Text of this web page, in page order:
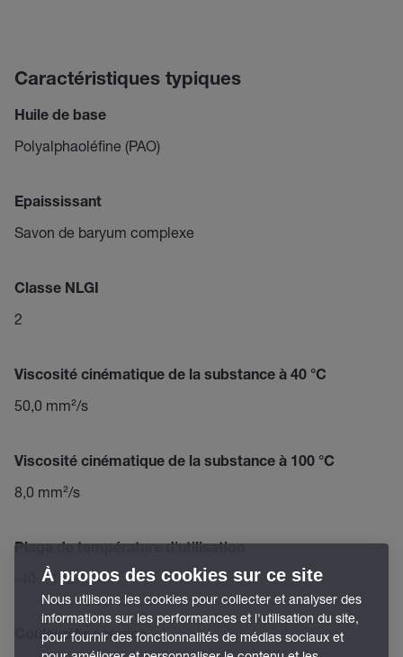
Caractéristiques typiques
Huile de base
Polyalphaoléfine (PAO)
Epaississant
Savon de baryum complexe
Classe NLGI
2
Viscosité cinématique de la substance à 40 °C
50,0 mm²/s
Viscosité cinématique de la substance à 100 °C
8,0 mm²/s
Plage de température d'utilisation
-40 – 180 °C
Couleur/Apparence
À propos des cookies sur ce site
Nous utilisons les cookies pour collecter et analyser des
informations sur les performances et l'utilisation du site,
pour fournir des fonctionnalités de médias sociaux et